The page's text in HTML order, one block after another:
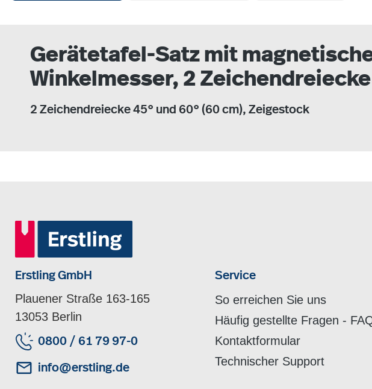
Gerätetafel-Satz mit
Winkelmesser, 2
2 Zeichendreiecke 45° und 60° (60 cm), Zeigestock
Erstling GmbH
Plauener Straße 163-165
13053 Berlin
0800 / 61 79 97-0
info@erstling.de
Service
So erreichen Sie uns
Häufig gestellte Fragen -
Kontaktformular
Technischer Support